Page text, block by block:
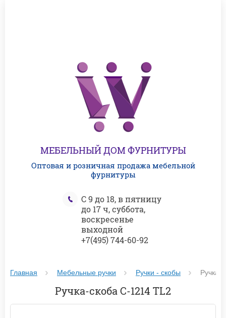
МЕБЕЛЬНЫЙ ДОМ ФУРНИТУРЫ
Оптовая и розничная продажа мебельной
фурнитуры
С 9 до 18, в пятницу
до 17 ч, суббота,
воскресенье
выходной
+7(495) 744-60-92
Главная Мебельные ручки Ручки - скобы Ручка-
Ручка-скоба С-1214 ТL2